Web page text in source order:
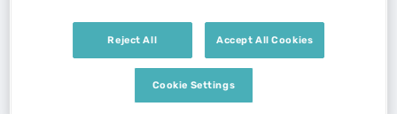
Naviguer
Reject All Accept All Cookies
Cookie Settings